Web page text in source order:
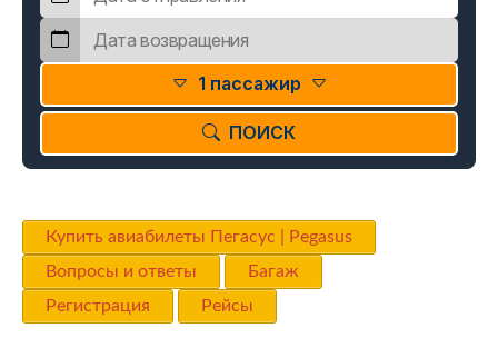
1 пассажир
ПОИСК
Купить авиабилеты Пегасус | Pegasus
Вопросы и ответы
Багаж
Регистрация
Рейсы